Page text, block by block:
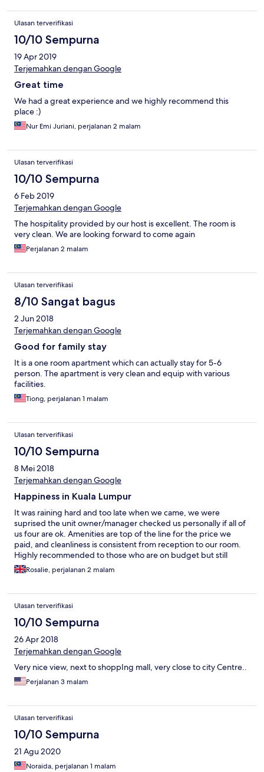
to replace it if we're the one breaking it. We can afford to
replace. But it's not due to us. Very bad attitude.
Ulasan terverifikasi
10/10 Sempurna
19 Apr 2019
Terjemahkan dengan Google
Great time
We had a great experience and we highly recommend this
place :)
Nur Emi Juriani, perjalanan 2 malam
Ulasan terverifikasi
10/10 Sempurna
6 Feb 2019
Terjemahkan dengan Google
The hospitality provided by our host is excellent. The room is
very clean. We are looking forward to come again
Perjalanan 2 malam
Ulasan terverifikasi
8/10 Sangat bagus
2 Jun 2018
Terjemahkan dengan Google
Good for family stay
It is a one room apartment which can actually stay for 5-6
person. The apartment is very clean and equip with various
facilities.
Tiong, perjalanan 1 malam
Ulasan terverifikasi
10/10 Sempurna
8 Mei 2018
Terjemahkan dengan Google
Happiness in Kuala Lumpur
It was raining hard and too late when we came, we were
suprised the unit owner/manager checked us personally if all of
us four are ok. Amenities are top of the line for the price we
paid, and cleanliness is consistent from reception to our room.
Highly recommended to those who are on budget but still
looking for quality. Location is also in the heart of the city.
Rosalie, perjalanan 2 malam
Ulasan terverifikasi
10/10 Sempurna
26 Apr 2018
Terjemahkan dengan Google
Very nice view, next to shoppIng mall, very close to city Centre..
Perjalanan 3 malam
Ulasan terverifikasi
10/10 Sempurna
21 Agu 2020
Noraida, perjalanan 1 malam